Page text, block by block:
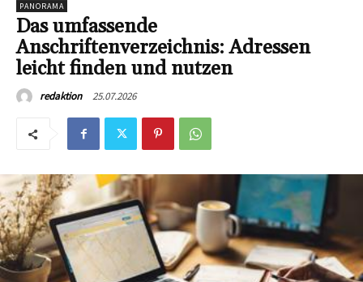
PANORAMA
Das umfassende
Anschriftenverzeichnis: Adressen
leicht finden und nutzen
redaktion 25.07.2026